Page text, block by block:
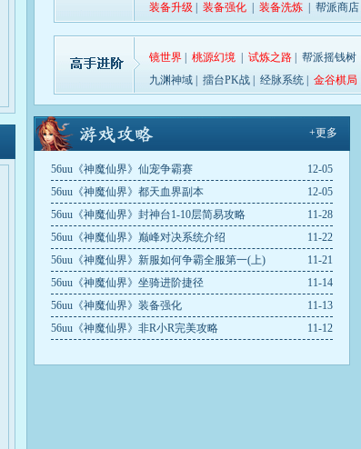
19:00-19:30
20:00-20:30
20:30-21:00
19:00-19:30
20:00-20:30
12:15-12:30
擂台争霸
20:00-20:30
装备升级
装备强化 装备洗炼 帮派商店
镜世界 桃源幻境 试炼之路 帮派摇钱树
九渊神域
擂台PK战 经脉系统 金谷棋局
+更多
12-05
56uu《神魔仙界》仙宠争霸赛
12-05
56uu《神魔仙界》都天血界副本
11-28
56uu《神魔仙界》封神台1-10层简易攻略
11-22
56uu《神魔仙界》巅峰对决系统介绍
11-21
56uu《神魔仙界》新服如何争霸全服第一(上)
11-14
56uu《神魔仙界》坐骑进阶捷径
11-13
56uu《神魔仙界》装备强化
11-12
56uu《神魔仙界》非R小R完美攻略